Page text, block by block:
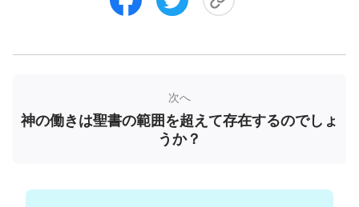
常に生きるべきか、どのように捧げ物をして神様を
讃えるべきか、罪とは何かなどを人間が知るようお
教えになったことが、ヤーウェ神の成し遂げられた
人間がいのちを得られるようにするにはほど遠く、
次へ
神の働きは聖書の範囲を超えて存在するのでしょ
うか？